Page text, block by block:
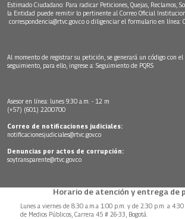
Estimado Ciudadano: Para radicar Peticiones, Quejas, Reclamos,
la Entidad puede remitir lo pertinente al Correo Oficial
correspondencia@rtvc.gov.co o diligenciar el formulario en línea:
Al momento de registrar su petición, se generará un código con
seguimiento, para ello, ingrese a: Seguimiento de PQRS
Asesor en línea: lunes 9:30 a.m. - 12 m
(+57) (601) 2200700
Correo de notificaciones judiciales:
notificacionesjudiciales@rtvc.gov.co
Denuncias por actos de corrupción:
soytransparente@rtvc.gov.co
Horario de atención y entrega de
Lunes a viernes de 8:30 a.m.a 1:00 p.m. y de 2:30 p.m. a 4:30
de Medios Públicos, Carrera 45 # 26-33, Bogotá.